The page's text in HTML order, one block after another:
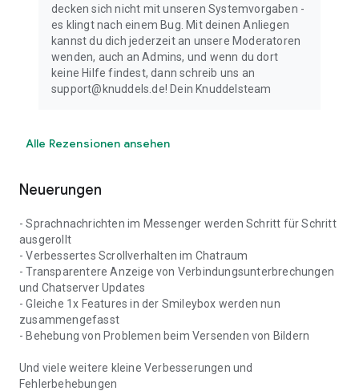
decken sich nicht mit unseren Systemvorgaben -
es klingt nach einem Bug. Mit deinen Anliegen
kannst du dich jederzeit an unsere Moderatoren
wenden, auch an Admins, und wenn du dort
keine Hilfe findest, dann schreib uns an
support@knuddels.de! Dein Knuddelsteam
Alle Rezensionen ansehen
Neuerungen
- Sprachnachrichten im Messenger werden Schritt für Schritt
ausgerollt
- Verbessertes Scrollverhalten im Chatraum
- Transparentere Anzeige von Verbindungsunterbrechungen
und Chatserver Updates
- Gleiche 1x Features in der Smileybox werden nun
zusammengefasst
- Behebung von Problemen beim Versenden von Bildern
Und viele weitere kleine Verbesserungen und
Fehlerbehebungen